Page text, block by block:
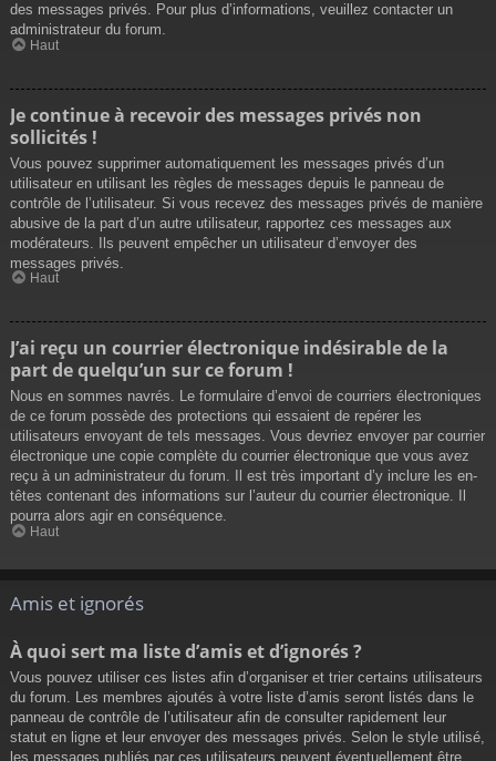
des messages privés. Pour plus d’informations, veuillez contacter un
administrateur du forum.
Haut
Je continue à recevoir des messages privés non
sollicités !
Vous pouvez supprimer automatiquement les messages privés d’un
utilisateur en utilisant les règles de messages depuis le panneau de
contrôle de l’utilisateur. Si vous recevez des messages privés de manière
abusive de la part d’un autre utilisateur, rapportez ces messages aux
modérateurs. Ils peuvent empêcher un utilisateur d’envoyer des
messages privés.
Haut
J’ai reçu un courrier électronique indésirable de la
part de quelqu’un sur ce forum !
Nous en sommes navrés. Le formulaire d’envoi de courriers électroniques
de ce forum possède des protections qui essaient de repérer les
utilisateurs envoyant de tels messages. Vous devriez envoyer par courrier
électronique une copie complète du courrier électronique que vous avez
reçu à un administrateur du forum. Il est très important d’y inclure les en-
têtes contenant des informations sur l’auteur du courrier électronique. Il
pourra alors agir en conséquence.
Haut
Amis et ignorés
À quoi sert ma liste d’amis et d’ignorés ?
Vous pouvez utiliser ces listes afin d’organiser et trier certains utilisateurs
du forum. Les membres ajoutés à votre liste d’amis seront listés dans le
panneau de contrôle de l’utilisateur afin de consulter rapidement leur
statut en ligne et leur envoyer des messages privés. Selon le style utilisé,
les messages publiés par ces utilisateurs peuvent éventuellement être